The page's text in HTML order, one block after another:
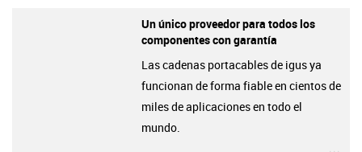
Un único proveedor para todos los
componentes con garantía
Las cadenas portacables de igus ya
funcionan de forma fiable en cientos de
miles de aplicaciones en todo el
mundo.